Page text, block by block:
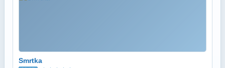
Smrtka